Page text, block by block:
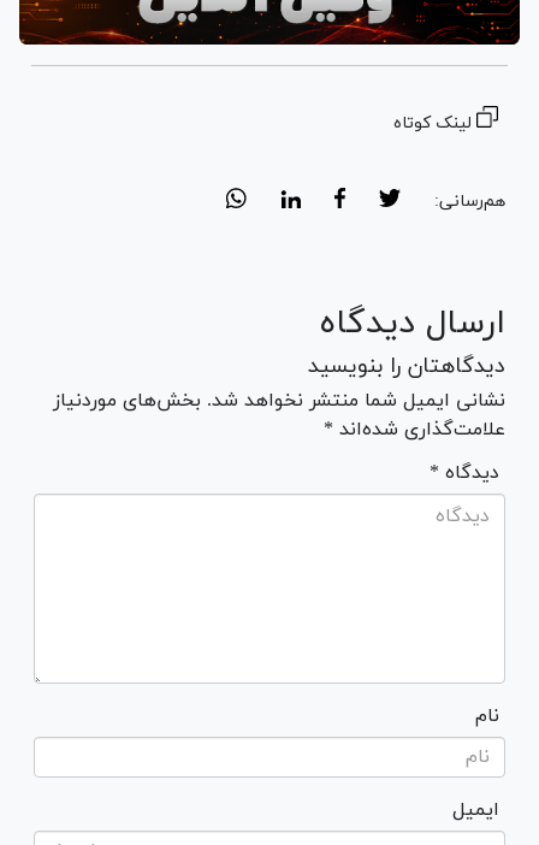
لینک کوتاه
هم‌رسانی:
ارسال دیدگاه
دیدگاهتان را بنویسید
نشانی ایمیل شما منتشر نخواهد شد. بخش‌های موردنیاز
علامت‌گذاری شده‌اند *
* دیدگاه
نام
ایمیل